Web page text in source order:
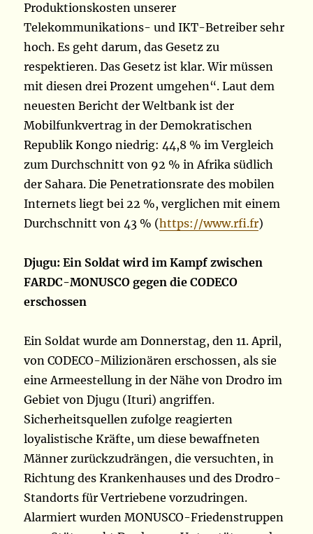
Produktionskosten unserer
Telekommunikations- und IKT-Betreiber sehr
hoch. Es geht darum, das Gesetz zu
respektieren. Das Gesetz ist klar. Wir müssen
mit diesen drei Prozent umgehen“. Laut dem
neuesten Bericht der Weltbank ist der
Mobilfunkvertrag in der Demokratischen
Republik Kongo niedrig: 44,8 % im Vergleich
zum Durchschnitt von 92 % in Afrika südlich
der Sahara. Die Penetrationsrate des mobilen
Internets liegt bei 22 %, verglichen mit einem
Durchschnitt von 43 % (https://www.rfi.fr)
Djugu: Ein Soldat wird im Kampf zwischen
FARDC-MONUSCO gegen die CODECO
erschossen
Ein Soldat wurde am Donnerstag, den 11. April,
von CODECO-Milizionären erschossen, als sie
eine Armeestellung in der Nähe von Drodro im
Gebiet von Djugu (Ituri) angriffen.
Sicherheitsquellen zufolge reagierten
loyalistische Kräfte, um diese bewaffneten
Männer zurückzudrängen, die versuchten, in
Richtung des Krankenhauses und des Drodro-
Standorts für Vertriebene vorzudringen.
Alarmiert wurden MONUSCO-Friedenstruppen